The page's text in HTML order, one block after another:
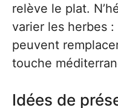
relève le plat.
varier les herbes
peuvent
touche
Idées de